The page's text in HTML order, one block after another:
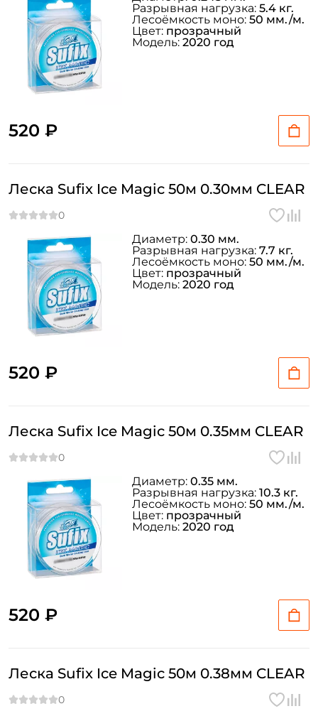
520 ₽
Разрывная нагрузка: 5.4 кг.
Лесоёмкость моно: 50 мм./м.
Цвет: прозрачный
Модель: 2020 год
Леска Sufix Ice Magic 50м 0.30мм CLEAR
520 ₽
Диаметр: 0.30 мм.
Разрывная нагрузка: 7.7 кг.
Лесоёмкость моно: 50 мм./м.
Цвет: прозрачный
Модель: 2020 год
Леска Sufix Ice Magic 50м 0.35мм CLEAR
520 ₽
Диаметр: 0.35 мм.
Разрывная нагрузка: 10.3 кг.
Лесоёмкость моно: 50 мм./м.
Цвет: прозрачный
Модель: 2020 год
Леска Sufix Ice Magic 50м 0.38мм CLEAR